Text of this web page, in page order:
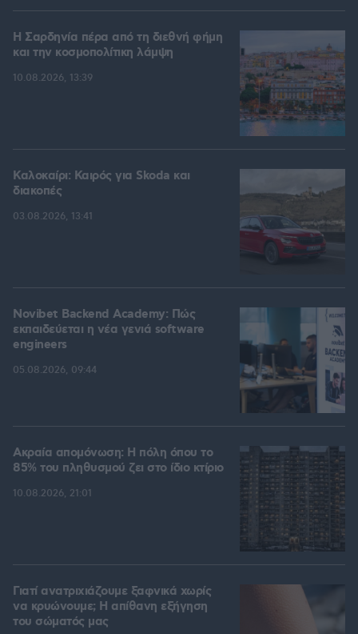
Η Σαρδηνία πέρα από τη διεθνή φήμη
και την κοσμοπολίτικη λάμψη
10.08.2026, 13:39
Καλοκαίρι: Καιρός για Skoda και
διακοπές
03.08.2026, 13:41
Novibet Backend Academy: Πώς
εκπαιδεύεται η νέα γενιά software
engineers
05.08.2026, 09:44
Ακραία απομόνωση: Η πόλη όπου το
85% του πληθυσμού ζει στο ίδιο κτίριο
10.08.2026, 21:01
Γιατί ανατριχιάζουμε ξαφνικά χωρίς
να κρυώνουμε; Η απίθανη εξήγηση
του σώματός μας